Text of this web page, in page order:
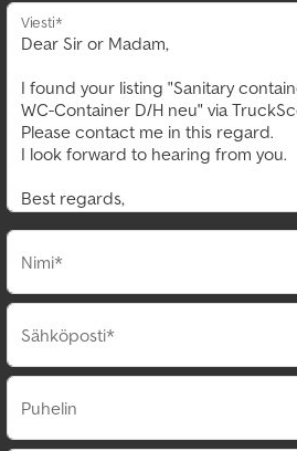
Viesti*
Nimi*
Sähköposti*
Puhelin